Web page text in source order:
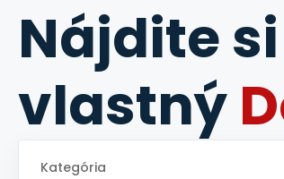
Nájdite
vlastný
Kategória